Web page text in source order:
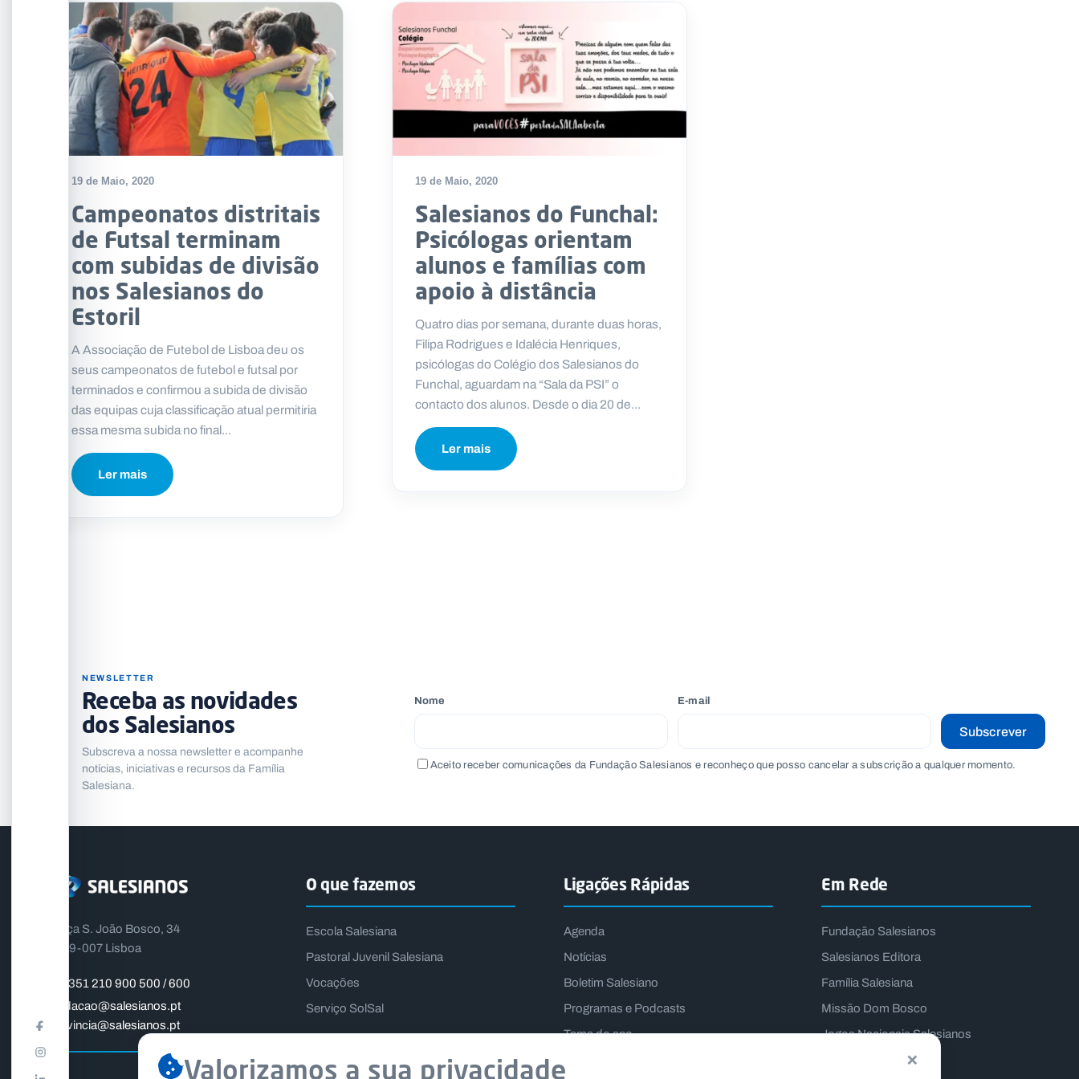
19 de Maio, 2020
Campeonatos distritais
de Futsal terminam
com subidas de divisão
nos Salesianos do
Estoril
A Associação de Futebol de Lisboa deu os
seus campeonatos de futebol e futsal por
terminados e confirmou a subida de divisão
das equipas cuja classificação atual permitiria
essa mesma subida no final...
Ler mais
19 de Maio, 2020
Salesianos do Funchal:
Psicólogas orientam
alunos e famílias com
apoio à distância
Quatro dias por semana, durante duas horas,
Filipa Rodrigues e Idalécia Henriques,
psicólogas do Colégio dos Salesianos do
Funchal, aguardam na “Sala da PSI” o
contacto dos alunos. Desde o dia 20 de...
Ler mais
NEWSLETTER
Receba as novidades
dos Salesianos
Subscreva a nossa newsletter e acompanhe
notícias, iniciativas e recursos da Família
Salesiana.
Nome E-mail
Aceito receber comunicações da Fundação Salesianos e reconheço que posso cancelar a subscrição a qualquer momento.
Subscrever
Praça S. João Bosco, 34
1399-007 Lisboa
+351 210 900 500 / 600
fundacao@salesianos.pt
provincia@salesianos.pt
O que fazemos
Escola Salesiana
Pastoral Juvenil Salesiana
Vocações
Serviço SolSal
Ligações Rápidas
Agenda
Notícias
Boletim Salesiano
Programas e Podcasts
Tema do ano
Em Rede
Fundação Salesianos
Salesianos Editora
Família Salesiana
Missão Dom Bosco
Jogos Nacionais Salesianos
×
Valorizamos a sua privacidade